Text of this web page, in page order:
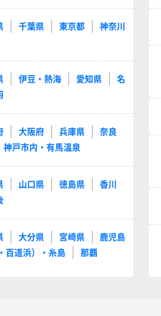
千葉県 東京都
神奈川
伊豆・熱海 愛知県
名
大阪府 兵庫県
奈良
神戸市内・有馬温泉
山口県 徳島県
香川
大分県 宮崎県
鹿児島
百道浜）・糸島 那覇